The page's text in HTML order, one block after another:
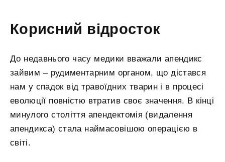
Корисний відросток
До недавнього часу медики вважали апендикс
зайвим – рудиментарним органом, що дістався
нам у спадок від травоїдних тварин і в процесі
еволюції повністю втратив своє значення. В кінці
минулого століття апендектомія (видалення
апендикса) стала наймасовішою операцією в
світі.